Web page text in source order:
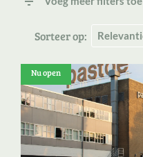
Sorteer op:
Nu open